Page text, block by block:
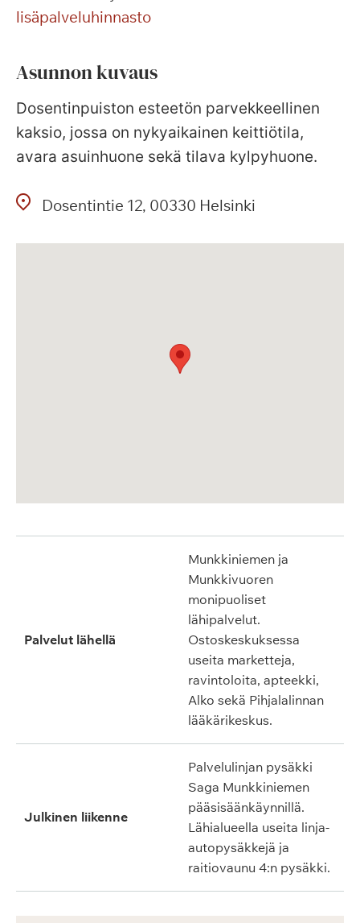
lisäpalveluhinnasto
Asunnon kuvaus
Dosentinpuiston esteetön parvekkeellinen
kaksio, jossa on nykyaikainen keittiötila,
avara asuinhuone sekä tilava kylpyhuone.
Dosentintie 12 00330 Helsinki
Palvelut lähellä
Munkkiniemen ja
Munkkivuoren
monipuoliset
lähipalvelut.
Ostoskeskuksessa
useita marketteja,
ravintoloita, apteekki,
Alko sekä Pihjalalinnan
lääkärikeskus.
Julkinen liikenne
Palvelulinjan pysäkki
Saga Munkkiniemen
pääsisäänkäynnillä.
Lähialueella useita linja-
autopysäkkejä ja
raitiovaunu 4:n pysäkki.